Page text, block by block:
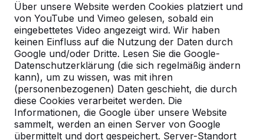
Über unsere Website werden Cookies platziert und
von YouTube und Vimeo gelesen, sobald ein
eingebettetes Video angezeigt wird. Wir haben
keinen Einfluss auf die Nutzung der Daten durch
Google und/oder Dritte. Lesen Sie die Google-
Datenschutzerklärung (die sich regelmäßig ändern
kann), um zu wissen, was mit ihren
(personenbezogenen) Daten geschieht, die durch
diese Cookies verarbeitet werden. Die
Informationen, die Google über unsere Website
sammelt, werden an einen Server von Google
übermittelt und dort gespeichert. Server-Standort
Referenzen
Unsere Produkte finden Sie in ganz Europa
und darüber hinaus. Sehen Sie hier, wo Sie
ein HeBlad-Produkt in Ihrer Nähe finden.